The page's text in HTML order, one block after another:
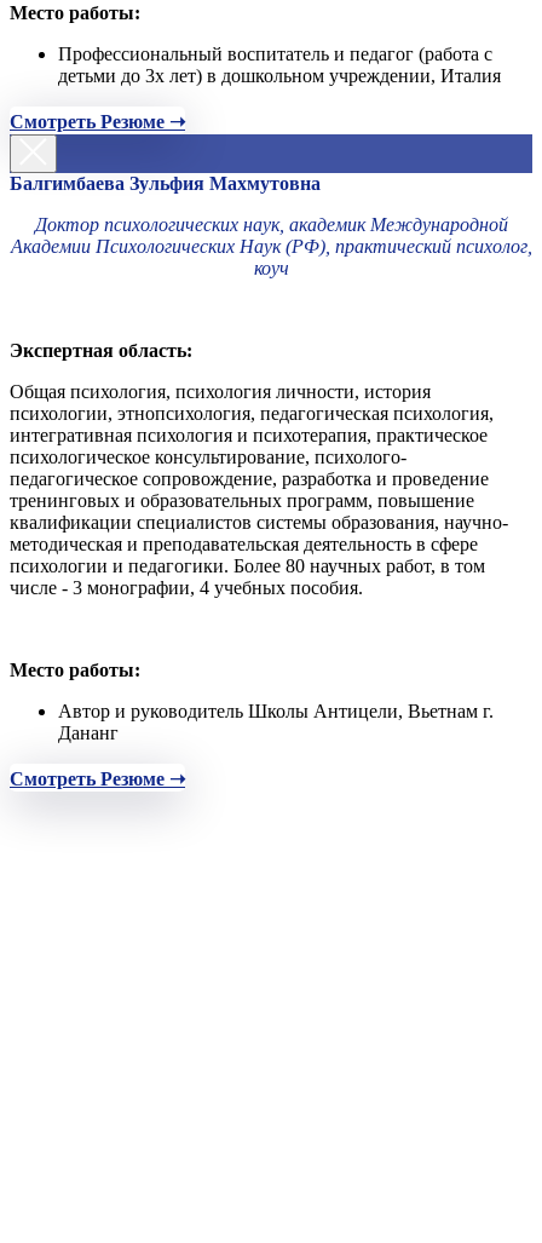
Место работы:
Профессиональный воспитатель и педагог (работа с
детьми до 3х лет) в дошкольном учреждении, Италия
Смотреть Резюме ➝
Балгимбаева Зульфия Махмутовна
Доктор психологических наук, академик Международной
Академии Психологических Наук (РФ), практический психолог,
коуч
Экспертная область:
Общая психология, психология личности, история
психологии, этнопсихология, педагогическая психология,
интегративная психология и психотерапия, практическое
психологическое консультирование, психолого-
педагогическое сопровождение, разработка и проведение
тренинговых и образовательных программ, повышение
квалификации специалистов системы образования, научно-
методическая и преподавательская деятельность в сфере
психологии и педагогики. Более 80 научных работ, в том
числе - 3 монографии, 4 учебных пособия.
Место работы:
Автор и руководитель Школы Антицели, Вьетнам г.
Дананг
Смотреть Резюме ➝